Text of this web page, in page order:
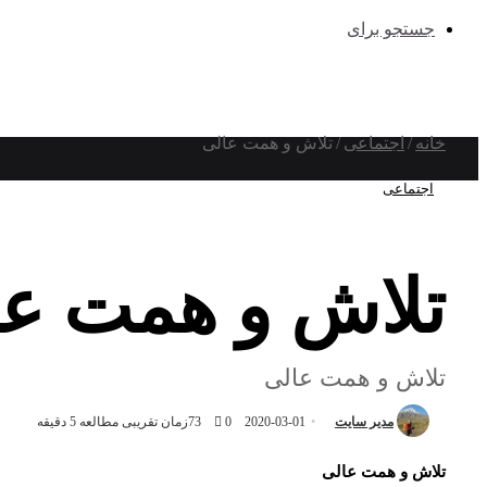
جستجو برای
خانه/اجتماعی/تلاش و همت عالی
اجتماعی
تلاش و همت
تلاش و همت عالی
مدیر سایت 2020-03-01
0
73زمان تقریبی مطالعه 5 دقیقه
تلاش و همت عالی